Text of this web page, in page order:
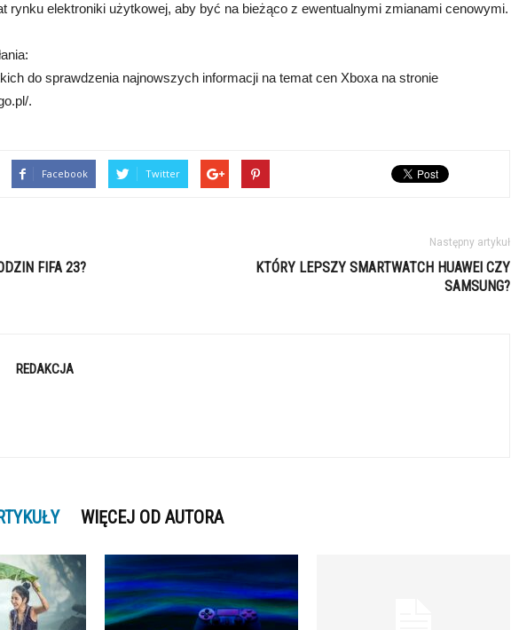
rynku elektroniki użytkowej, aby być na bieżąco z ewentualnymi zmianami cenowymi.
do sprawdzenia najnowszych informacji na temat cen Xboxa na stronie
.
Facebook Twitter
FIFA 23?
Następny artykuł
KTÓRY LEPSZY SMARTWATCH HUAWEI CZY
SAMSUNG?
REDAKCJA
WIĘCEJ OD AUTORA